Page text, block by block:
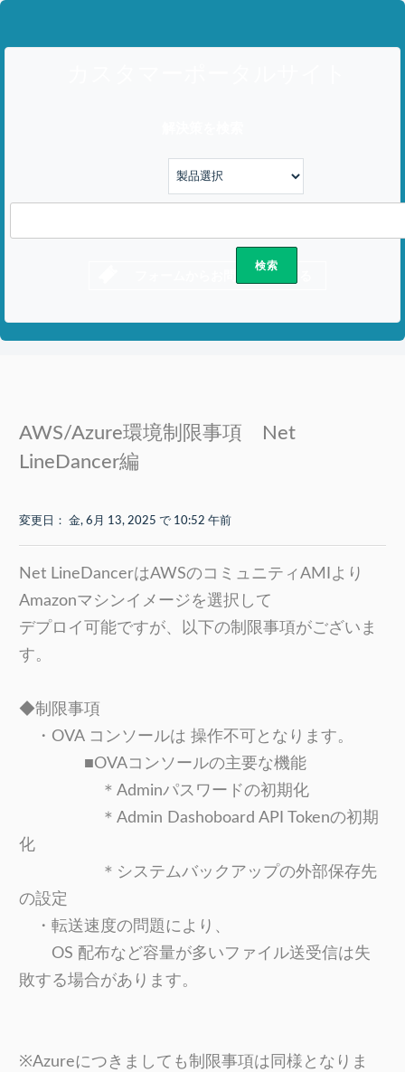
AWS/Azure環境制限事項 Net
LineDancer編
変更日： 金, 6月 13, 2025 で 10:52 午前
Net LineDancerはAWSのコミュニティAMIより
Amazonマシンイメージを選択して
デプロイ可能ですが、以下の制限事項がございま
す。
◆制限事項
・OVA コンソールは 操作不可となります。
■OVAコンソールの主要な機能
＊Adminパスワードの初期化
＊ Admin Dashoboard API Tokenの初期
化
＊システムバックアップの外部保存先
の設定
・転送速度の問題により、
OS 配布など容量が多いファイル送受信は失
敗する場合があります。
※Azureにつきましても制限事項は同様となりま